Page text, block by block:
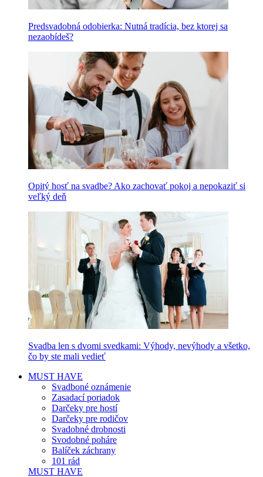
Predsvadobná odobierka: Nutná tradícia, bez ktorej sa
nezaobídeš?
Opitý hosť na svadbe? Ako zachovať pokoj a nepokaziť si
veľký deň
Svadba len s dvomi svedkami: Výhody, nevýhody a všetko,
čo by ste mali vedieť
MUST HAVE
Svadboné oznámenie
Zasadací poriadok
Darčeky pre hostí
Darčeky pre rodičov
Svadobné drobnosti
Svodobné poháre
Balíček záchrany
101 rád
MUST HAVE